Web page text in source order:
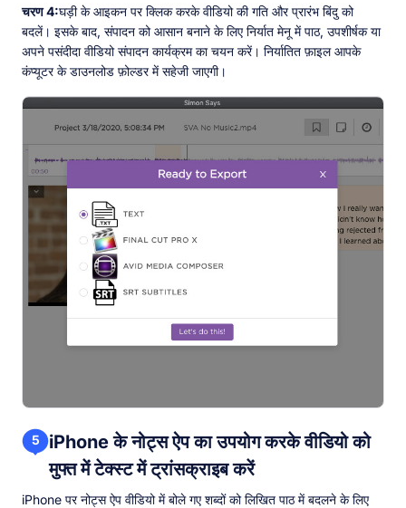
चरण 4:घड़ी के आइकन पर क्लिक करके वीडियो की गति और प्रारंभ बिंदु को
बदलें। इसके बाद, संपादन को आसान बनाने के लिए निर्यात मेनू में पाठ, उपशीर्षक या
अपने पसंदीदा वीडियो संपादन कार्यक्रम का चयन करें। निर्यातित फ़ाइल आपके
कंप्यूटर के डाउनलोड फ़ोल्डर में सहेजी जाएगी।
5
iPhone के नोट्स ऐप का उपयोग करके वीडियो को
मुफ्त में टेक्स्ट में ट्रांसक्राइब करें
iPhone पर नोट्स ऐप वीडियो में बोले गए शब्दों को लिखित पाठ में बदलने के लिए